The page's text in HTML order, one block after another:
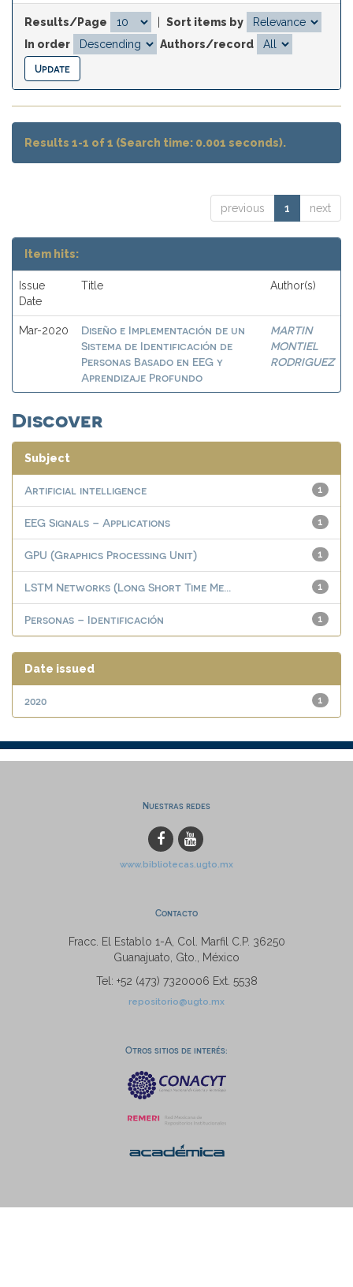
Results/Page
Sort items by
In order
Authors/record
Results 1-1 of 1 (Search time: 0.001 seconds).
previous 1 next
Item hits:
Issue
Date
Title Author(s)
Mar-2020
Diseño e Implementación de un
Sistema de Identificación de
Personas Basado en EEG y
Aprendizaje Profundo
MARTIN
MONTIEL
RODRIGUEZ
Discover
Subject
1
Artificial intelligence
1
EEG Signals – Applications
1
GPU (Graphics Processing Unit)
1
LSTM Networks (Long Short Time Me...
1
Personas – Identificación
Date issued
1
2020
Nuestras redes
www.bibliotecas.ugto.mx
Contacto
Fracc. El Establo 1-A, Col. Marfil C.P. 36250
Guanajuato, Gto., México
Tel: +52 (473) 7320006 Ext. 5538
repositorio@ugto.mx
Otros sitios de interés: